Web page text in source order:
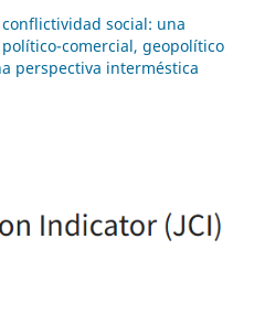
social: una
comercial, geopolítico
perspectiva interméstica